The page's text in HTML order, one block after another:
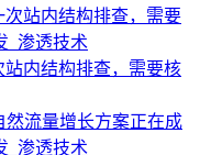
站内结构排查，需要核